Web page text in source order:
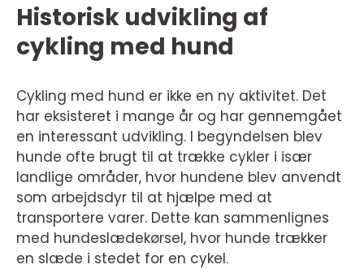
Historisk udvikling af
cykling med hund
Cykling med hund er ikke en ny aktivitet. Det
har eksisteret i mange år og har gennemgået
en interessant udvikling. I begyndelsen blev
hunde ofte brugt til at trække cykler i især
landlige områder, hvor hundene blev anvendt
som arbejdsdyr til at hjælpe med at
transportere varer. Dette kan sammenlignes
med hundeslædekørsel, hvor hunde trækker
en slæde i stedet for en cykel.